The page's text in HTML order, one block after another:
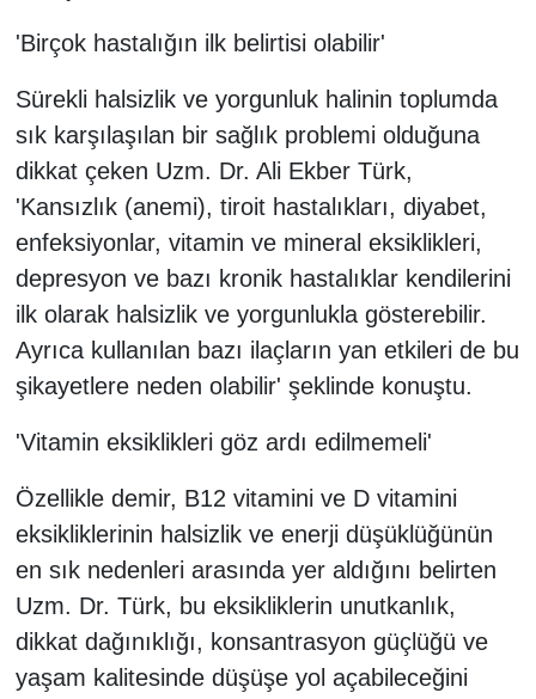
'Birçok hastalığın ilk belirtisi olabilir'
Sürekli halsizlik ve yorgunluk halinin toplumda
sık karşılaşılan bir sağlık problemi olduğuna
dikkat çeken Uzm. Dr. Ali Ekber Türk,
'Kansızlık (anemi), tiroit hastalıkları, diyabet,
enfeksiyonlar, vitamin ve mineral eksiklikleri,
depresyon ve bazı kronik hastalıklar kendilerini
ilk olarak halsizlik ve yorgunlukla gösterebilir.
Ayrıca kullanılan bazı ilaçların yan etkileri de bu
şikayetlere neden olabilir' şeklinde konuştu.
'Vitamin eksiklikleri göz ardı edilmemeli'
Özellikle demir, B12 vitamini ve D vitamini
eksikliklerinin halsizlik ve enerji düşüklüğünün
en sık nedenleri arasında yer aldığını belirten
Uzm. Dr. Türk, bu eksikliklerin unutkanlık,
dikkat dağınıklığı, konsantrasyon güçlüğü ve
yaşam kalitesinde düşüşe yol açabileceğini